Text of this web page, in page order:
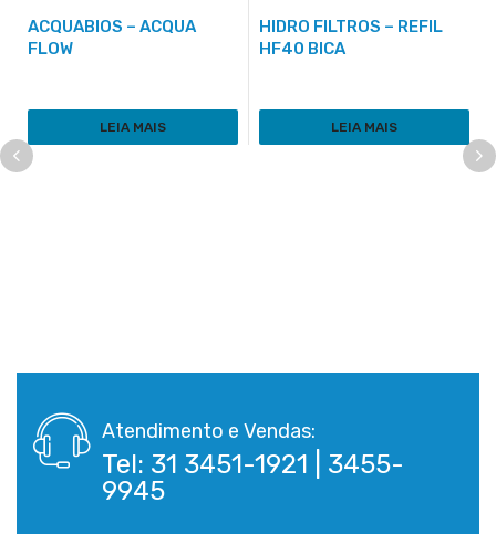
ACQUABIOS – ACQUA
FLOW
LEIA MAIS
HIDRO FILTROS – REFIL
HF40 BICA
LEIA MAIS
Atendimento e Vendas:
Tel: 31 3451-1921 | 3455-
9945